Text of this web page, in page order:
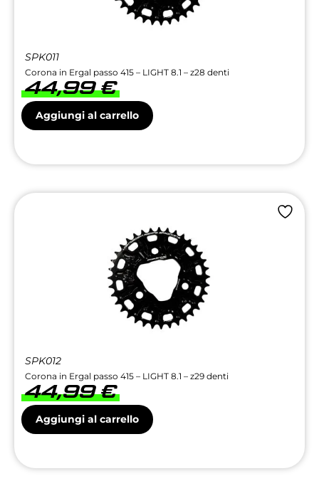
SPK011
Corona in Ergal passo 415 – LIGHT 8.1 – z28 denti
44,99€
Aggiungi al carrello
SPK012
Corona in Ergal passo 415 – LIGHT 8.1 – z29 denti
44,99€
Aggiungi al carrello